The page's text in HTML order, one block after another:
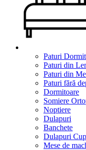
Paturi
Paturi din
Paturi din
Paturi fără
Dormitoare
Somiere
Noptiere
Dulapuri
Banchete
Dulapuri
Mese de